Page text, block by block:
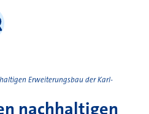
Erweiterungsbau der Karl-
nachhaltigen